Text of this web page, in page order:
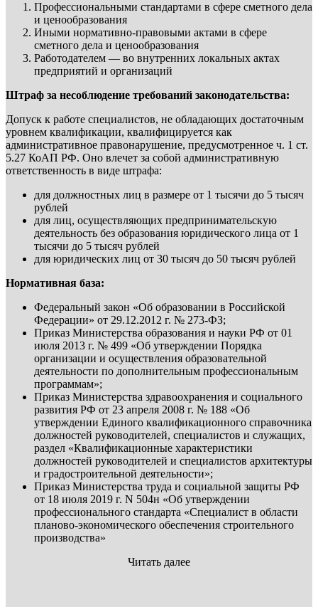
Профессиональными стандартами в сфере сметного дела
и ценообразования
Иными нормативно-правовыми актами в сфере
сметного дела и ценообразования
Работодателем — во внутренних локальных актах
предприятий и организаций
Штраф за несоблюдение требований законодательства:
Допуск к работе специалистов, не обладающих достаточным
уровнем квалификации, квалифицируется как
административное правонарушение, предусмотренное ч. 1 ст.
5.27 КоАП РФ. Оно влечет за собой административную
ответственность в виде штрафа:
для должностных лиц в размере от 1 тысячи до 5 тысяч
рублей
для лиц, осуществляющих предпринимательскую
деятельность без образования юридического лица от 1
тысячи до 5 тысяч рублей
для юридических лиц от 30 тысяч до 50 тысяч рублей
Нормативная база:
Федеральный закон «Об образовании в Российской
Федерации» от 29.12.2012 г. № 273-ФЗ;
Приказ Министерства образования и науки РФ от 01
июля 2013 г. № 499 «Об утверждении Порядка
организации и осуществления образовательной
деятельности по дополнительным профессиональным
программам»;
Приказ Министерства здравоохранения и социального
развития РФ от 23 апреля 2008 г. № 188 «Об
утверждении Единого квалификационного справочника
должностей руководителей, специалистов и служащих,
раздел «Квалификационные характеристики
должностей руководителей и специалистов архитектуры
и градостроительной деятельности»;
Приказ Министерства труда и социальной защиты РФ
от 18 июля 2019 г. N 504н «Об утверждении
профессионального стандарта «Специалист в области
планово-экономического обеспечения строительного
производства»
Читать далее